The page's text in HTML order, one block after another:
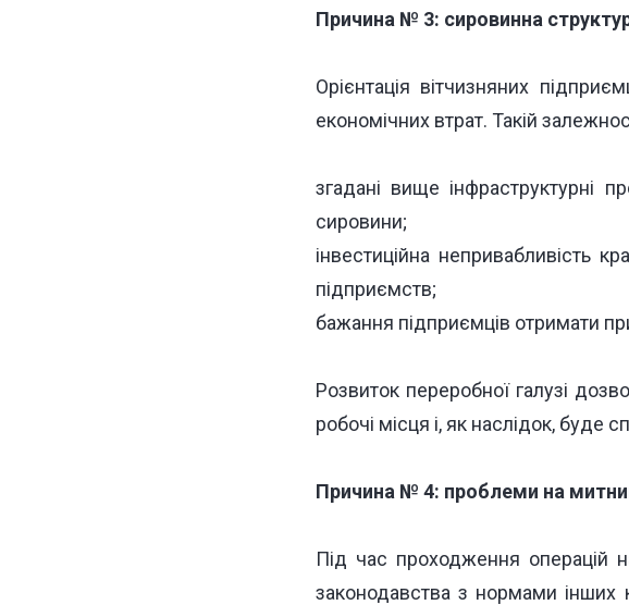
Причина № 3: сировинна
Орієнтація вітчизняних
економічних втрат. Такій
згадані вище інфраструктурні
сировини;
інвестиційна непривабливість
підприємств;
бажання підприємців отримати
Розвиток переробної галузі
робочі місця і, як наслідок, буде
Причина № 4: проблеми на
Під час проходження операцій
законодавства з нормами інших